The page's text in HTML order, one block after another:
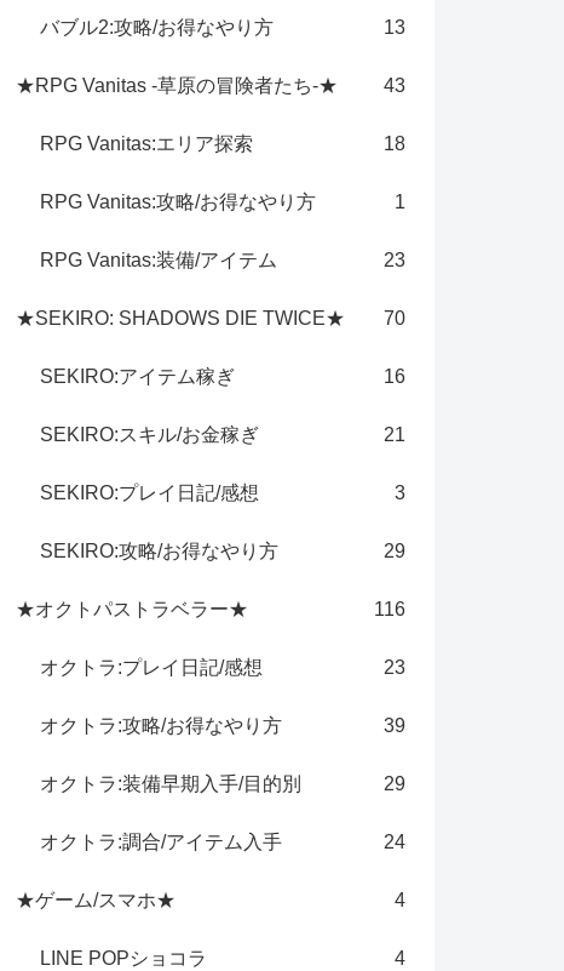
バブル2:攻略/お得なやり方 13
★RPG Vanitas -草原の冒険者たち-★ 43
RPG Vanitas:エリア探索 18
RPG Vanitas:攻略/お得なやり方 1
RPG Vanitas:装備/アイテム 23
★SEKIRO: SHADOWS DIE TWICE★ 70
SEKIRO:アイテム稼ぎ 16
SEKIRO:スキル/お金稼ぎ 21
SEKIRO:プレイ日記/感想 3
SEKIRO:攻略/お得なやり方 29
★オクトパストラベラー★ 116
オクトラ:プレイ日記/感想 23
オクトラ:攻略/お得なやり方 39
オクトラ:装備早期入手/目的別 29
オクトラ:調合/アイテム入手 24
★ゲーム/スマホ★ 4
LINE POPショコラ 4